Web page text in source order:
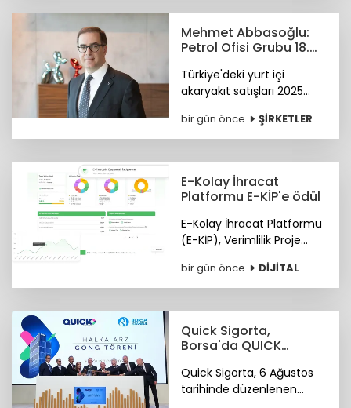
Mehmet Abbasoğlu:
Petrol Ofisi Grubu 18.
Türkiye'deki yurt içi
akaryakıt satışları 2025
yükseldi. Petrol Ofisi
Grubu, yurt içi toplam
zirvede kapattı.
bir gün önce ŞİRKETLER
E-Kolay İhracat
Platformu E-KİP'e ödül
E-Kolay İhracat Platformu
(E-KİP), Verimlilik Proje
Dönüşüm" kategorisinde
birincilik ödülüne layık
bir gün önce DİJİTAL
Quick Sigorta,
Borsa'da QUICK
görmeye başladı
Quick Sigorta, 6 Ağustos
tarihinde düzenlenen